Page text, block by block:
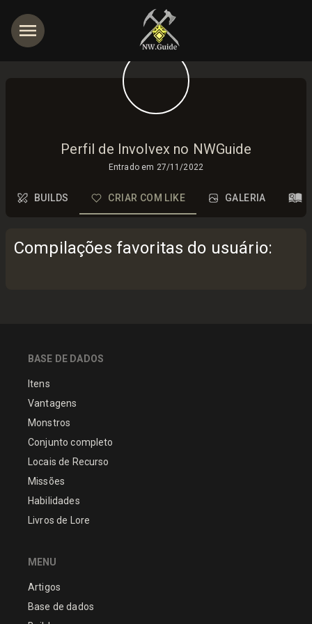
Perfil de Involvex no NWGuide
Entrado em 27/11/2022
BUILDS CRIAR COM LIKE GALERIA
Compilações favoritas do usuário:
BASE DE DADOS
Itens
Vantagens
Monstros
Conjunto completo
Locais de Recurso
Missões
Habilidades
Livros de Lore
MENU
Artigos
Base de dados